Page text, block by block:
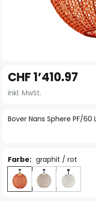
Anfang
der
springen
Bover Nans Sphere PF/
CHF 1’410.97
inkl. MwSt.
Farbe: graphit / rot